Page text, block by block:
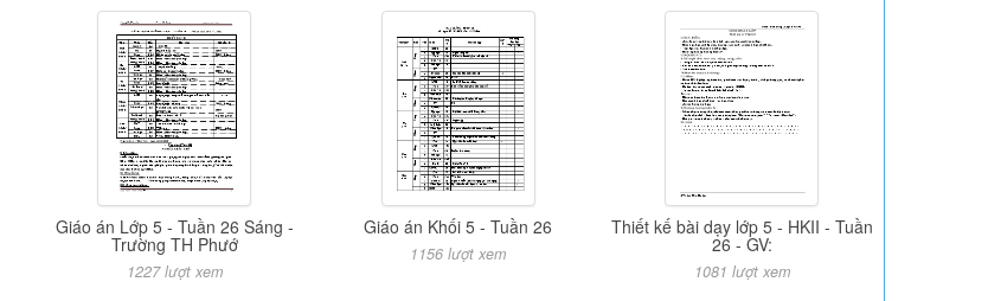
Giáo án Lớp 5 - Tuần 26 Sáng -
Trường TH Phướ
1227 lượt xem
Giáo án Khối 5 - Tuần 26
1156 lượt xem
Thiết kế bài dạy lớp 5 - HKII - Tuần
26 - GV:
1081 lượt xem